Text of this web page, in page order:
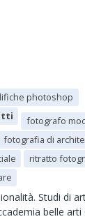
photoshop
fotografo
fotografia di
ritratto
Studi di
belle arti